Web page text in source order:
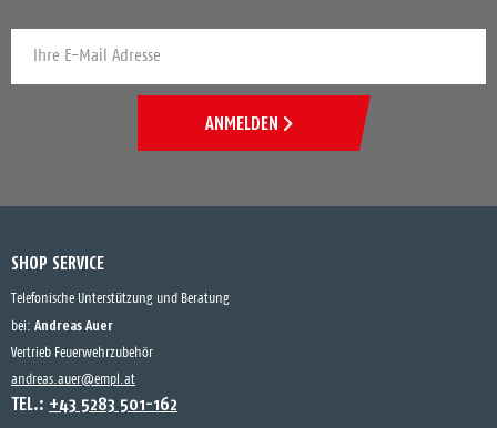
ANMELDEN
SHOP SERVICE
Telefonische Unterstützung und Beratung
bei: Andreas Auer
Vertrieb Feuerwehrzubehör
andreas.auer@empl.at
TEL.: +43 5283 501-162